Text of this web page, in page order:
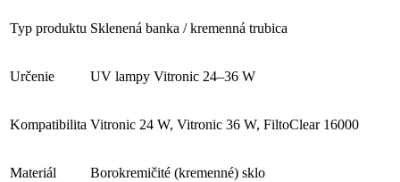
Typ produktu Sklenená banka / kremenná trubica
Určenie UV lampy Vitronic 24–36 W
Kompatibilita Vitronic 24 W, Vitronic 36 W, FiltoClear 16000
Materiál Borokremičité (kremenné) sklo